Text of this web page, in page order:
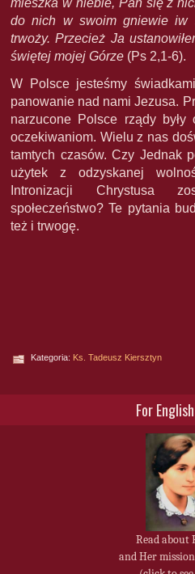
do nich w swoim gniewie iw
trwoży. Przecież Ja
świętej mojej Górze (Ps 2,1-6).
W Polsce jesteśmy
panowanie nad nami Jezusa.
narzucone Polsce rządy były
oczekiwaniom. Wielu z nas
tamtych czasów. Czy Jednak
użytek z odzyskanej
Intronizacji Chrystusa
społeczeństwo? Te pytania
też i trwogę.
Kategoria: Ks. Tadeusz Kiersztyn
For
Read about
and Her